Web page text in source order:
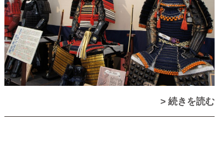
> 続きを読む